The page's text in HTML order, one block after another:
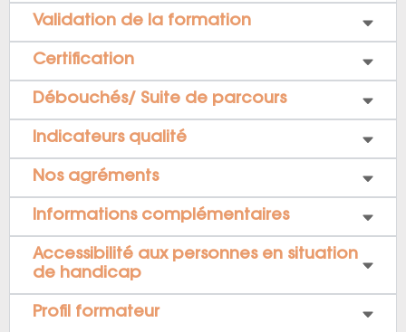
Validation de la formation
Certification
Débouchés/ Suite de parcours
Indicateurs qualité
Nos agréments
Informations complémentaires
Accessibilité aux personnes en situation
de handicap
Profil formateur